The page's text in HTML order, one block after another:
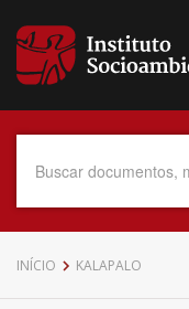
para
conteúdo
Data do Documento
INÍCIO KALAPALO